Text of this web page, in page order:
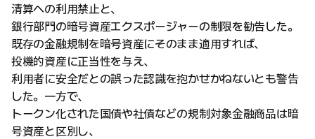
清算への利用禁止と、
銀行部門の暗号資産エクスポージャーの制限を勧告した。
既存の金融規制を暗号資産にそのまま適用すれば、
投機的資産に正当性を与え、
利用者に安全だとの誤った認識を抱かせかねないとも警告
した。一方で、
トークン化された国債や社債などの規制対象金融商品は暗
号資産と区別し、